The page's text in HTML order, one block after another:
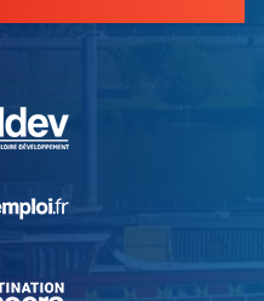
, Ouvre une nouvelle